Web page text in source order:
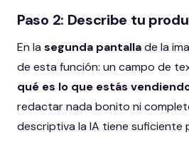
Paso 2: Describe tu
En la segunda pantallade la
de esta función: un campo de
qué es lo que estás
redactar nada bonito ni
descriptiva la IA tiene suficiente